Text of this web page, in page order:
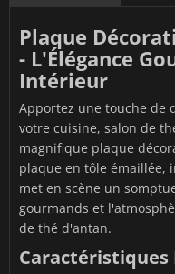
Plaque
- L'Élégance
Intérieur
Apportez une touche de
votre cuisine, salon de
magnifique plaque
plaque en tôle émaillée,
met en scène un
gourmands et
de thé d'antan.
Caractéristiques